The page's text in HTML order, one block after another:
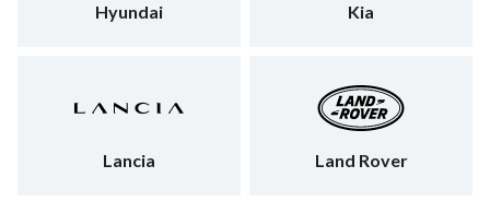
Hyundai Kia
Lancia Land Rover